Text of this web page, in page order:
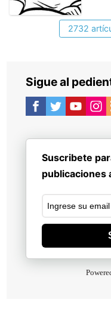
2732
Sigue al
Suscribete
publicaciones